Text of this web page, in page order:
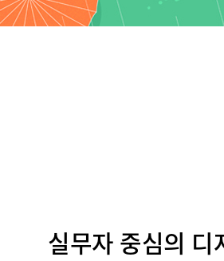
실무자 중심의 디